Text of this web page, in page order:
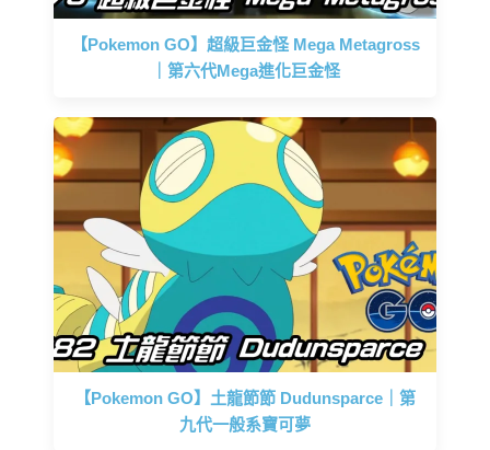
【Pokemon GO】超級巨金怪 Mega Metagross
｜第六代Mega進化巨金怪
【Pokemon GO】土龍節節 Dudunsparce｜第
九代一般系寶可夢